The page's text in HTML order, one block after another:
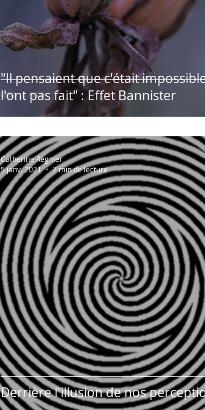
"Il pensaient que c'était impossible
l'ont pas fait" : Effet Bannister
Derrière l'illusion de nos
Catherine Regnier
5 janv. 2021
7 min de lecture